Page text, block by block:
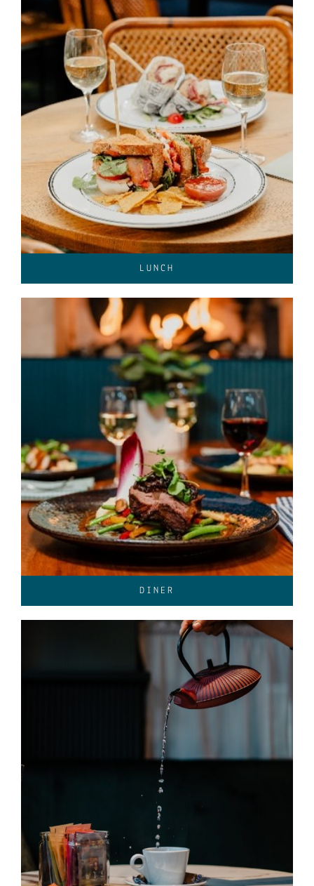
LUNCH
DINER